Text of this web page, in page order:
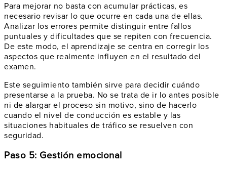
Para mejorar no basta con acumular prácticas, es
necesario revisar lo que ocurre en cada una de ellas.
Analizar los errores permite distinguir entre fallos
puntuales y dificultades que se repiten con frecuencia.
De este modo, el aprendizaje se centra en corregir los
aspectos que realmente influyen en el resultado del
examen.
Este seguimiento también sirve para decidir cuándo
presentarse a la prueba. No se trata de ir lo antes posible
ni de alargar el proceso sin motivo, sino de hacerlo
cuando el nivel de conducción es estable y las
situaciones habituales de tráfico se resuelven con
seguridad.
Paso 5: Gestión emocional